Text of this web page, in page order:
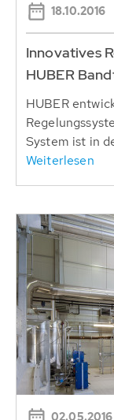
18.10.2016
Innovatives
HUBER
HUBER
System ist in
Weiterlesen
02.05.2016